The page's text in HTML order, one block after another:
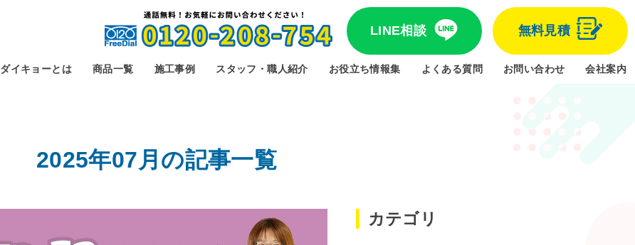
LINE相談 無料見積
ダイキョーとは 商品一覧 施工事例 スタッフ・職人紹介 お役立ち情報集 よくある質問 お問い合わせ 会社案内
2025年07月の記事一覧
カテゴリ